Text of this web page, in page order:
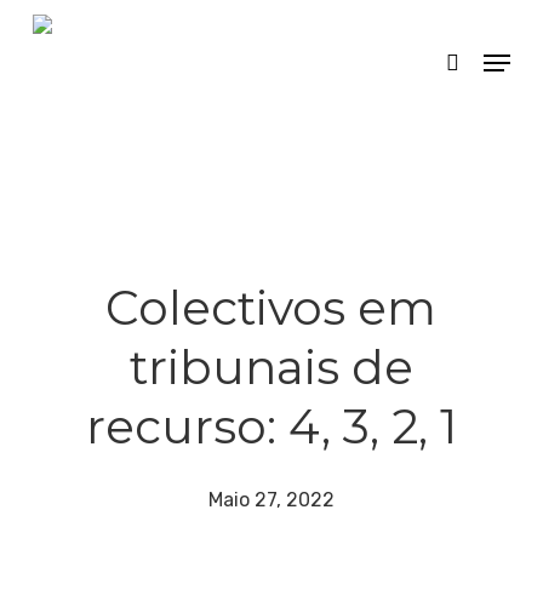
Skip
search
Menu
Colectivos em
tribunais de
recurso: 4, 3, 2, 1
Maio 27, 2022